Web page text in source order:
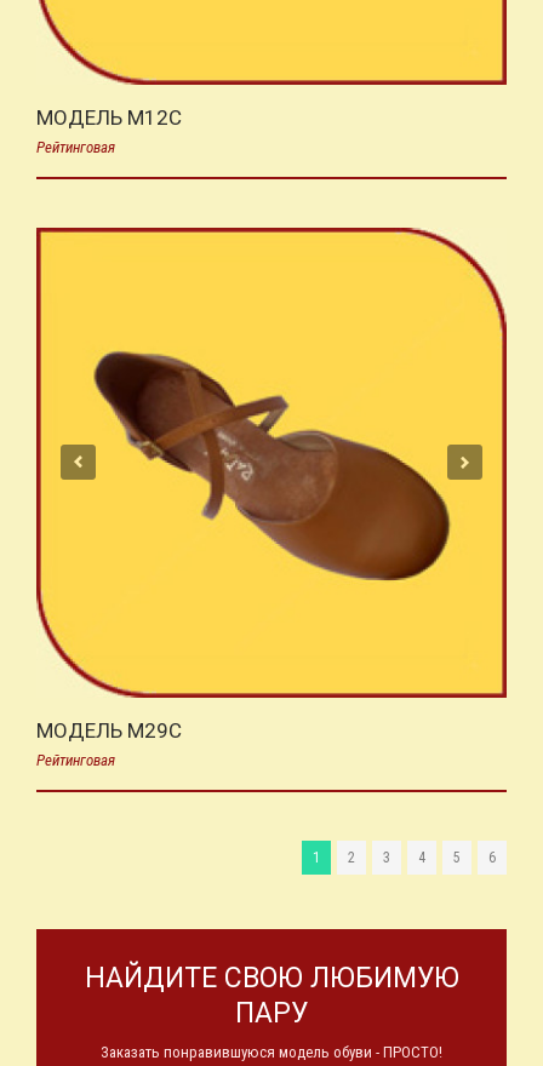
МОДЕЛЬ M12C
Рейтинговая
МОДЕЛЬ M29C
Рейтинговая
1 2 3 4 5 6
НАЙДИТЕ СВОЮ ЛЮБИМУЮ
ПАРУ
Заказать понравившуюся модель обуви - ПРОСТО!